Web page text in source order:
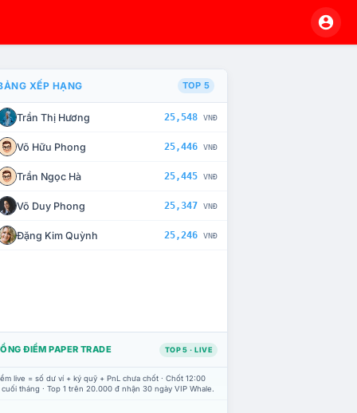
CHẾ TÀI XỬ LÝ VI PHẠM
XẾP HẠNG TOP 5
Trần Thị Hương 25,548 VNĐ
Võ Hữu Phong 25,446 VNĐ
Trần Ngọc Hà 25,445 VNĐ
Võ Duy Phong 25,347 VNĐ
Đặng Kim Quỳnh 25,246 VNĐ
ĐIỂM PAPER TRADE TOP 5 · LIVE
live = số dư ví + ký quỹ + PnL chưa chốt · Chốt 12:00
tháng · Top 1 trên 20.000 đ nhận 30 ngày VIP Whale.